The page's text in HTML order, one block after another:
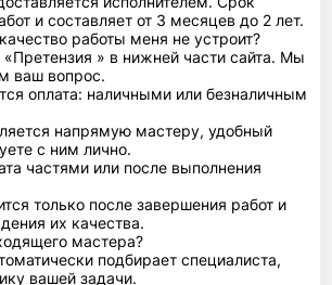
и составляет от 3 месяцев до 2 лет.
работы меня не устроит?
» в нижней части сайта. Мы
ваш вопрос.
оплата: наличными или безналичным
напрямую мастеру, удобный
с ним лично.
частями или после выполнения
только после завершения работ и
их качества.
мастера?
подбирает специалиста,
вашей задачи.